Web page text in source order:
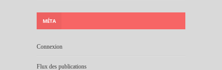
MÉTA
Connexion
Flux des publications